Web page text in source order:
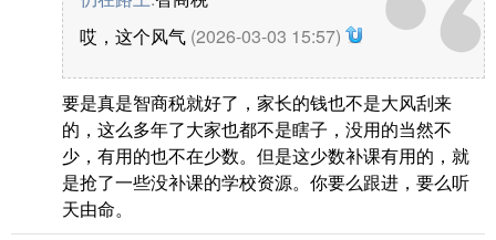
哎，这个风气 (2026-03-03 15:57)
要是真是智商税就好了，家长的钱也不是大风刮来
的，这么多年了大家也都不是瞎子，没用的当然不
少，有用的也不在少数。但是这少数补课有用的，就
是抢了一些没补课的学校资源。你要么跟进，要么听
天由命。